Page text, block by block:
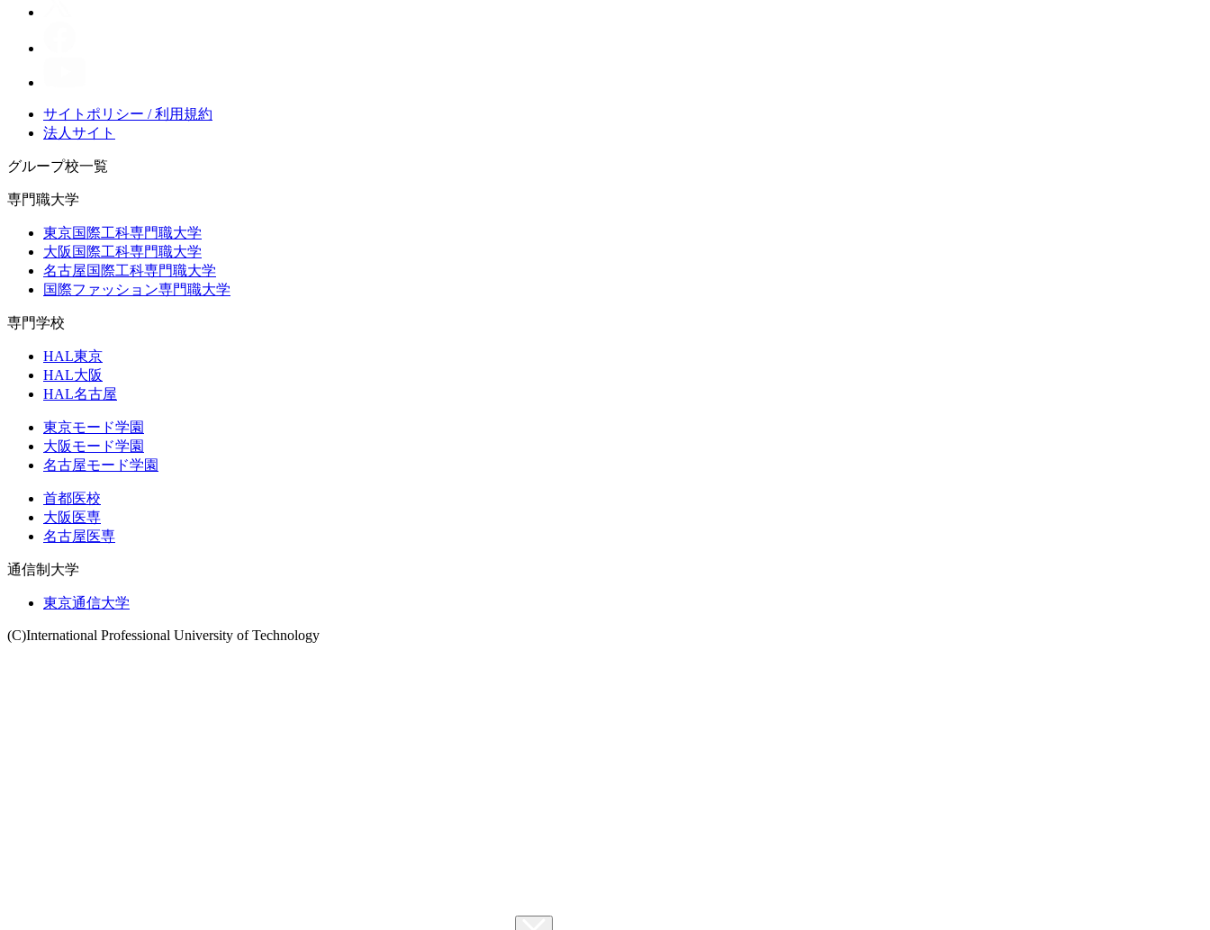
サイトポリシー / 利用規約
法人サイト
グループ校一覧
専門職大学
東京国際工科専門職大学
大阪国際工科専門職大学
名古屋国際工科専門職大学
国際ファッション専門職大学
専門学校
HAL東京
HAL大阪
HAL名古屋
東京モード学園
大阪モード学園
名古屋モード学園
首都医校
大阪医専
名古屋医専
通信制大学
東京通信大学
(C)International Professional University of Technology